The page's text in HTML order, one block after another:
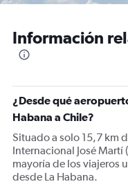
Información
¿Desde qué
Habana a Chile?
Situado a solo 15,7 km
Internacional José Martí
mayoría de los viajeros
desde La Habana.